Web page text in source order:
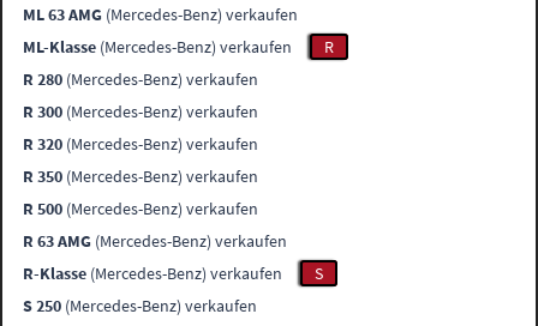
ML 63 AMG (Mercedes-Benz) verkaufen
ML-Klasse (Mercedes-Benz) verkaufen
R
R 280 (Mercedes-Benz) verkaufen
R 300 (Mercedes-Benz) verkaufen
R 320 (Mercedes-Benz) verkaufen
R 350 (Mercedes-Benz) verkaufen
R 500 (Mercedes-Benz) verkaufen
R 63 AMG (Mercedes-Benz) verkaufen
R-Klasse (Mercedes-Benz) verkaufen
S
S 250 (Mercedes-Benz) verkaufen